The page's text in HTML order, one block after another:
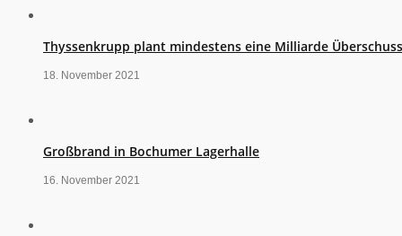
Thyssenkrupp plant mindestens eine Milliarde Überschuss
18. November 2021
Großbrand in Bochumer Lagerhalle
16. November 2021